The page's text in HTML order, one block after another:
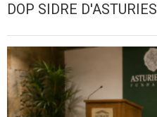
DOP SIDRE D'ASTURIES